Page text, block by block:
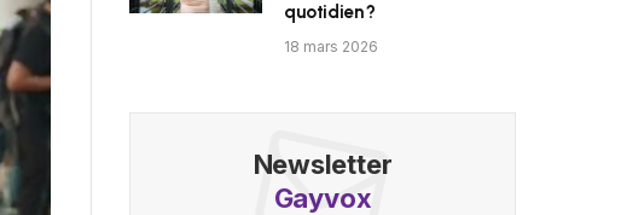
quotidien ?
18 mars 2026
Newsletter
Gayvox